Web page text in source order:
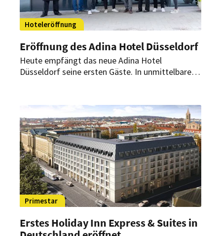
Hoteleröffnung
Eröffnung des Adina Hotel Düsseldorf
Heute empfängt das neue Adina Hotel
Düsseldorf seine ersten Gäste. In unmittelbarer
voll ausgestatteten Apartments und 4-Sterne-
Hotelservices.
Primestar
Erstes Holiday Inn Express & Suites in